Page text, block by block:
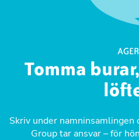
Tomma
Skriv under
Group tar ansvar – för